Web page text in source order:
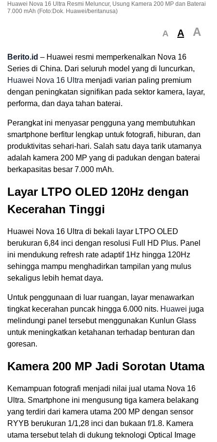
Huawei Nova 16 Ultra Resmi Meluncur, Usung Kamera 200 MP dan Baterai
7.000 mAh (Foto:Dok. Huawei/beritanusa)
A A A
Berito.id – Huawei resmi memperkenalkan Nova 16
Series di China. Dari seluruh model yang di luncurkan,
Huawei Nova 16 Ultra menjadi varian paling premium
dengan peningkatan signifikan pada sektor kamera, layar,
performa, dan daya tahan baterai.
Perangkat ini menyasar pengguna yang membutuhkan
smartphone berfitur lengkap untuk fotografi, hiburan, dan
produktivitas sehari-hari. Salah satu daya tarik utamanya
adalah kamera 200 MP yang di padukan dengan baterai
berkapasitas besar 7.000 mAh.
Layar LTPO OLED 120Hz dengan
Kecerahan Tinggi
Huawei Nova 16 Ultra di bekali layar LTPO OLED
berukuran 6,84 inci dengan resolusi Full HD Plus. Panel
ini mendukung refresh rate adaptif 1Hz hingga 120Hz
sehingga mampu menghadirkan tampilan yang mulus
sekaligus lebih hemat daya.
Untuk penggunaan di luar ruangan, layar menawarkan
tingkat kecerahan puncak hingga 6.000 nits. Huawei juga
melindungi panel tersebut menggunakan Kunlun Glass
untuk meningkatkan ketahanan terhadap benturan dan
goresan.
Kamera 200 MP Jadi Sorotan Utama
Kemampuan fotografi menjadi nilai jual utama Nova 16
Ultra. Smartphone ini mengusung tiga kamera belakang
yang terdiri dari kamera utama 200 MP dengan sensor
RYYB berukuran 1/1,28 inci dan bukaan f/1.8. Kamera
utama tersebut telah di dukung teknologi Optical Image